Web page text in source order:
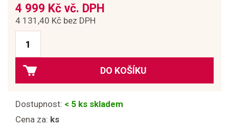
4 999 Kč vč. DPH
4 131,40 Kč bez DPH
DO KOŠÍKU
Dostupnost: < 5 ks skladem
Cena za: ks